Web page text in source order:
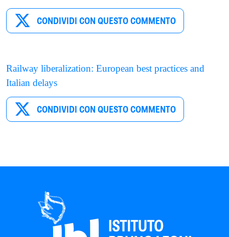
CONDIVIDI CON QUESTO COMMENTO
Railway liberalization: European best practices and
Italian delays
CONDIVIDI CON QUESTO COMMENTO